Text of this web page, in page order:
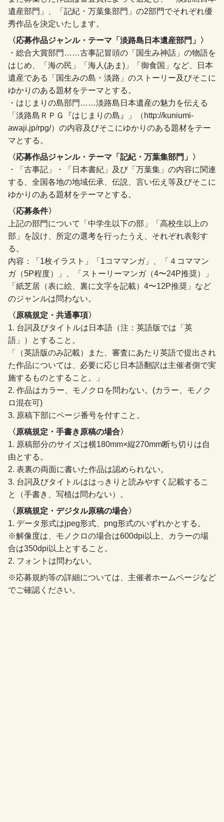
遺産部門」、「記紀・万葉集部門」の2部門でそれぞれ優
秀作品を決定いたします。
〈応募作品ジャンル・テーマ「淡路島日本遺産部門」〉
・総合大賞部門……古事記冒頭の「国生み神話」の物語を
はじめ、「海の民」「海人(あま)」「御食国」など、日本
遺産である「国生みの島・淡路」のストーリー及びそこに
ゆかりのある題材をテーマとする。
・はじまりの島部門……淡路島日本遺産の魅力を伝える
「淡路島ＲＰＧ『はじまりの島』」（http://kuniumi-
awaji.jp/rpg/）の内容及びそこにゆかりのある題材をテー
マとする。
〈応募作品ジャンル・テーマ「記紀・万葉集部門」〉
・「古事記」・「日本書紀」及び「万葉集」の内容に関連
する、全国各地の地域伝承、伝説、言い伝え等及びそこに
ゆかりのある題材をテーマとする。
〈応募条件〉
上記の部門について「中学生以下の部」「高校生以上の
部」を設け、所定の選考を行ったうえ、それぞれ表彰す
る。
内容：「1枚イラスト」「1コママンガ」、「４コママン
ガ（5P程度）」、「ストーリーマンガ（4〜24P推奨）」
「紙芝居（表に絵、裏に文字を記載）4〜12P推奨」など
のジャンルは問わない。
〈原稿規定・共通事項〉
1. 台詞及びタイトルは日本語（注：英語版では「英
語」）とすること。
「（英語版のみ記載）また、審査にあたり英語で提出され
た作品については、必要に応じ日本語翻訳は主催者側で実
施するものとすること。」
2. 作品はカラー、モノクロを問わない。(カラー、モノク
ロ混在可)
3. 原稿下部にページ番号を付すこと。
〈原稿規定・手書き原稿の場合〉
1. 原稿部分のサイズは横180mm×縦270mm断ち切りは自
由とする。
2. 表裏の両面に書いた作品は認められない。
3. 台詞及びタイトルははっきりと読みやすく記載するこ
と（手書き、写植は問わない）。
〈原稿規定・デジタル原稿の場合〉
1. データ形式はjpeg形式、png形式のいずれかとする。
※解像度は、モノクロの場合は600dpi以上、カラーの場
合は350dpi以上とすること。
2. フォントは問わない。
※応募規約等の詳細については、主催者ホームページなど
でご確認ください。